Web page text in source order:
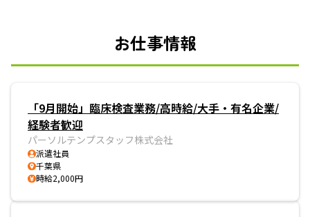
お仕事情報
「9月開始」臨床検査業務/高時給/大手・有名企業/
経験者歓迎
パーソルテンプスタッフ株式会社
派遣社員
千葉県
時給2,000円